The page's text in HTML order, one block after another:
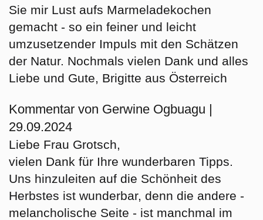
Sie mir Lust aufs Marmeladekochen
gemacht - so ein feiner und leicht
umzusetzender Impuls mit den Schätzen
der Natur. Nochmals vielen Dank und alles
Liebe und Gute, Brigitte aus Österreich
Kommentar von Gerwine Ogbuagu |
29.09.2024
Liebe Frau Grotsch,
vielen Dank für Ihre wunderbaren Tipps.
Uns hinzuleiten auf die Schönheit des
Herbstes ist wunderbar, denn die andere -
melancholische Seite - ist manchmal im